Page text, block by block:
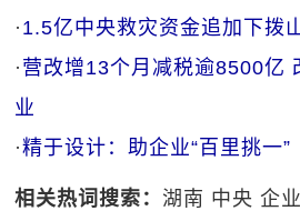
· 1.5亿中央救灾资金追加下拨
· 营改增13个月减税逾8500亿
业
·精于设计：助企业“百里挑一”
相关热词搜索： 湖南 中央 企业